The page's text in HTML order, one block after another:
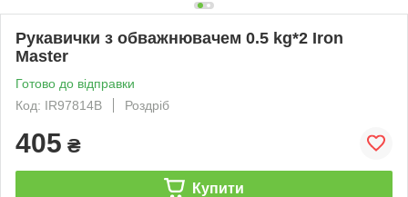
Рукавички з обважнювачем 0.5 kg*2 Iron
Master
Готово до відправки
Код: IR97814B
Роздріб
405 ₴
Купити